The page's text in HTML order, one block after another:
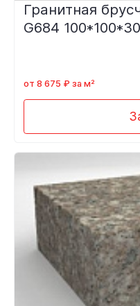
Гранитная
G684
от 8 675 ₽ за м²